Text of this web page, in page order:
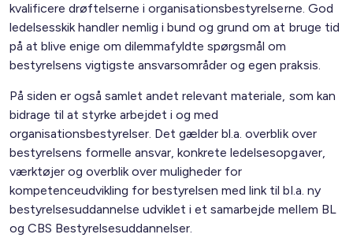
kvalificere drøftelserne i organisationsbestyrelserne. God
ledelsesskik handler nemlig i bund og grund om at bruge tid
på at blive enige om dilemmafyldte spørgsmål om
bestyrelsens vigtigste ansvarsområder og egen praksis.
På siden er også samlet andet relevant materiale, som kan
bidrage til at styrke arbejdet i og med
organisationsbestyrelser. Det gælder bl.a. overblik over
bestyrelsens formelle ansvar, konkrete ledelsesopgaver,
værktøjer og overblik over muligheder for
kompetenceudvikling for bestyrelsen med link til bl.a. ny
bestyrelsesuddannelse udviklet i et samarbejde mellem BL
og CBS Bestyrelsesuddannelser.